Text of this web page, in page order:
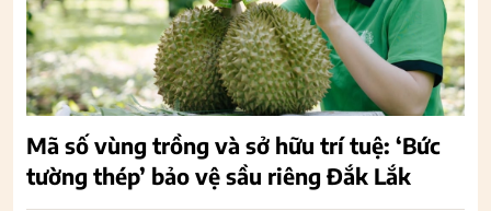
Mã số vùng trồng và sở hữu trí tuệ: ‘Bức
tường thép’ bảo vệ sầu riêng Đắk Lắk